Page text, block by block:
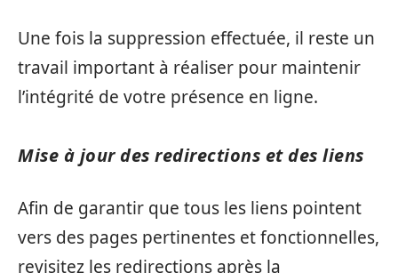
Une fois la suppression effectuée, il reste un
travail important à réaliser pour maintenir
l’intégrité de votre présence en ligne.
Mise à jour des redirections et des liens
Afin de garantir que tous les liens pointent
vers des pages pertinentes et fonctionnelles,
revisitez les redirections après la